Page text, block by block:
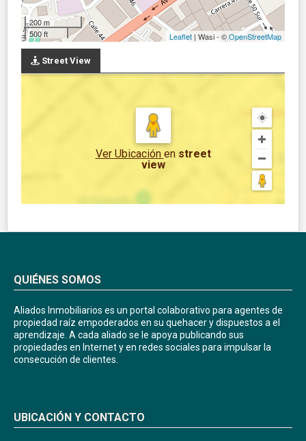
200 m
500 ft
Leaflet | Wasi - ©OpenStreetMap
Street View
Ver Ubicación en street
view
QUIÉNES SOMOS
Aliados Inmobiliarios es un portal colaborativo para agentes de
propiedad raíz empoderados en su quehacer y dispuestos a el
aprendizaje. A cada aliado se le apoya publicando sus
propiedades en Internet y en redes sociales para impulsar la
consecución de clientes.
UBICACIÓN Y CONTACTO